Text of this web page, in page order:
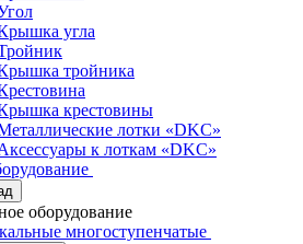
угла
тройника
крестовины
лотки «DKC»
к лоткам «DKC»
оборудование
многоступенчатые